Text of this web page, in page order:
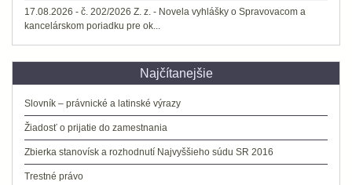
17.08.2026 - č. 202/2026 Z. z. - Novela vyhlášky o Spravovacom a
kancelárskom poriadku pre ok...
Najčítanejšie
Slovník – právnické a latinské výrazy
Žiadosť o prijatie do zamestnania
Zbierka stanovísk a rozhodnutí Najvyššieho súdu SR 2016
Trestné právo